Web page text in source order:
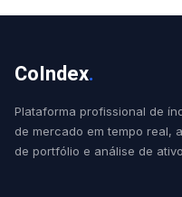
CoIndex.
Plataforma profissional de
de mercado em tempo real,
de portfólio e análise de